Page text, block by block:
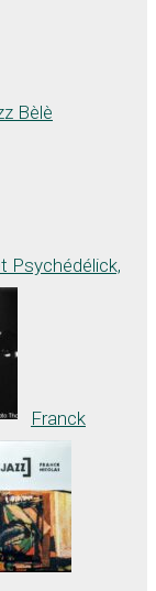
Bèlè
Psychédélick,
Franck